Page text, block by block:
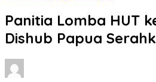
Panitia Lomba HUT
Dishub Papua